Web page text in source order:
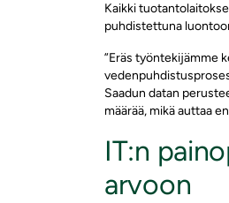
Kaikki
puhdistettuna
”Eräs työntekijämme
Saadun datan
määrää, mikä auttaa
IT:n
arvoon